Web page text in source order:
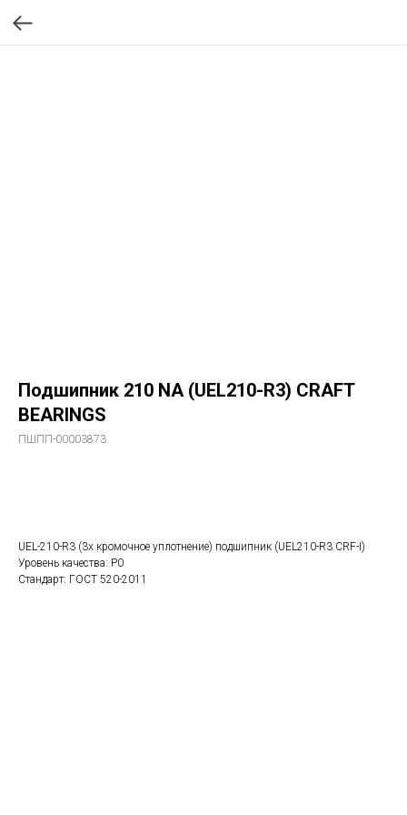
Подшипник 210 NA (UEL210-R3) CRAFT
BEARINGS
ПШПП-00003873
UEL-210-R3 (3х кромочное уплотнение) подшипник (UEL210-R3.CRF-I)
Уровень качества: P0
Стандарт: ГОСТ 520-2011